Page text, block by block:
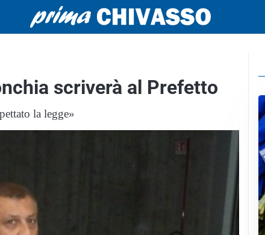
scriverà al Prefetto
la legge»